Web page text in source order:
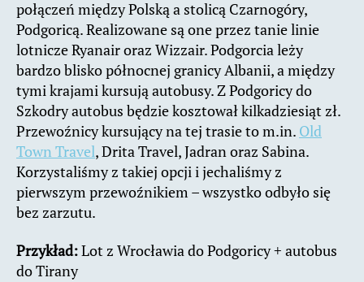
połączeń między Polską a stolicą Czarnogóry,
Podgoricą. Realizowane są one przez tanie linie
lotnicze Ryanair oraz Wizzair. Podgorcia leży
bardzo blisko północnej granicy Albanii, a między
tymi krajami kursują autobusy. Z Podgoricy do
Szkodry autobus będzie kosztował kilkadziesiąt zł.
Przewoźnicy kursujący na tej trasie to m.in. Old
Town Travel, Drita Travel, Jadran oraz Sabina.
Korzystaliśmy z takiej opcji i jechaliśmy z
pierwszym przewoźnikiem – wszystko odbyło się
bez zarzutu.
Przykład:Lot z Wrocławia do Podgoricy + autobus
do Tirany